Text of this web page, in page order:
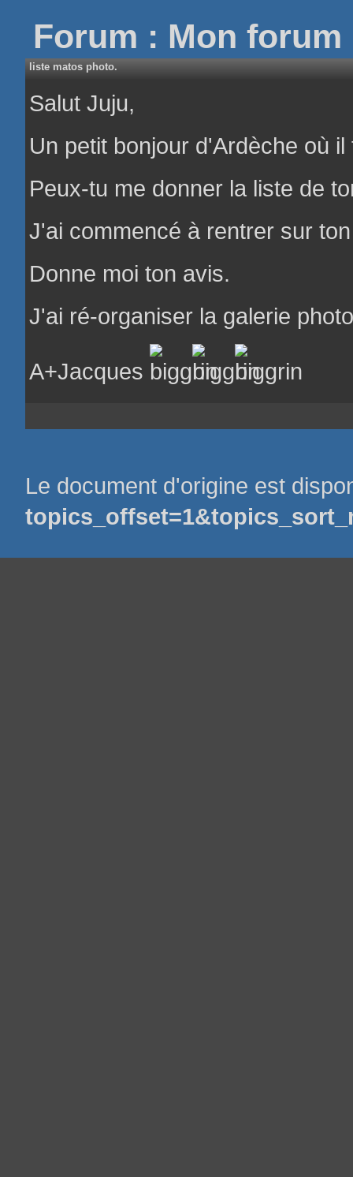
Forum : Mon
liste matos photo.
Salut Juju,
Un petit bonjour d'Ardèche où
Peux-tu me donner la liste de
J'ai commencé à rentrer sur
Donne moi ton avis.
J'ai ré-organiser la galerie
A+Jacques
Le document d'origine est